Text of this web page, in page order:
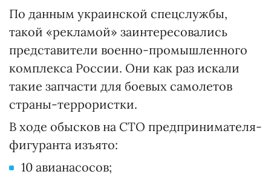
По данным украинской спецслужбы,
такой «рекламой» заинтересовались
представители военно-промышленного
комплекса России. Они как раз искали
такие запчасти для боевых самолетов
страны-террористки.
В ходе обысков на СТО предпринимателя-
фигуранта изъято:
10 авианасосов;